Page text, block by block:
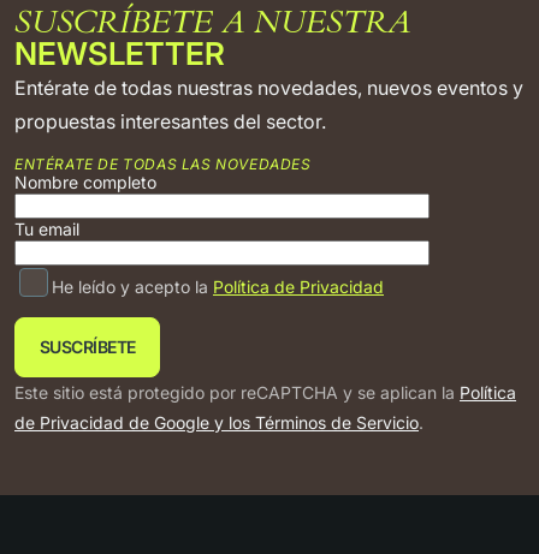
SUSCRÍBETE A NUESTRA
NEWSLETTER
Entérate de todas nuestras novedades, nuevos eventos y
propuestas interesantes del sector.
ENTÉRATE DE TODAS LAS NOVEDADES
Nombre completo
Tu email
He leído y acepto la Política de Privacidad
Este sitio está protegido por reCAPTCHA y se aplican la Política
de Privacidad de Google y los Términos de Servicio.